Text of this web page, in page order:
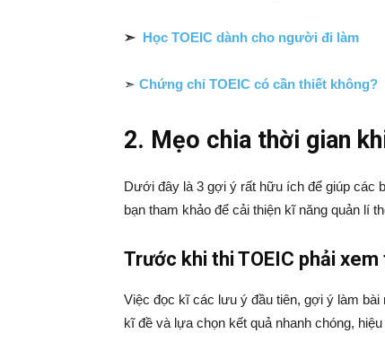
➣ Học TOEIC dành cho người đi làm
➣ Chứng chỉ TOEIC có cần thiết không?
2. Mẹo chia thời gian
Dưới đây là 3 gợi ý rất hữu ích để giúp các
bạn tham khảo để cải thiện kĩ năng quản lí
Trước khi thi TOEIC phải
Việc đọc kĩ các lưu ý đầu tiên, gợi ý làm bài
kĩ đề và lựa chọn kết quả nhanh chóng,